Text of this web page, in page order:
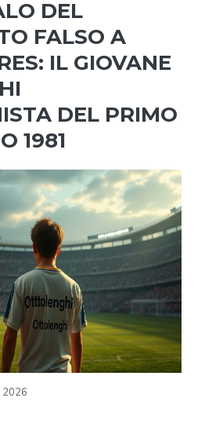
DEL
FALSO A
IL GIOVANE
DEL PRIMO
1981
2026